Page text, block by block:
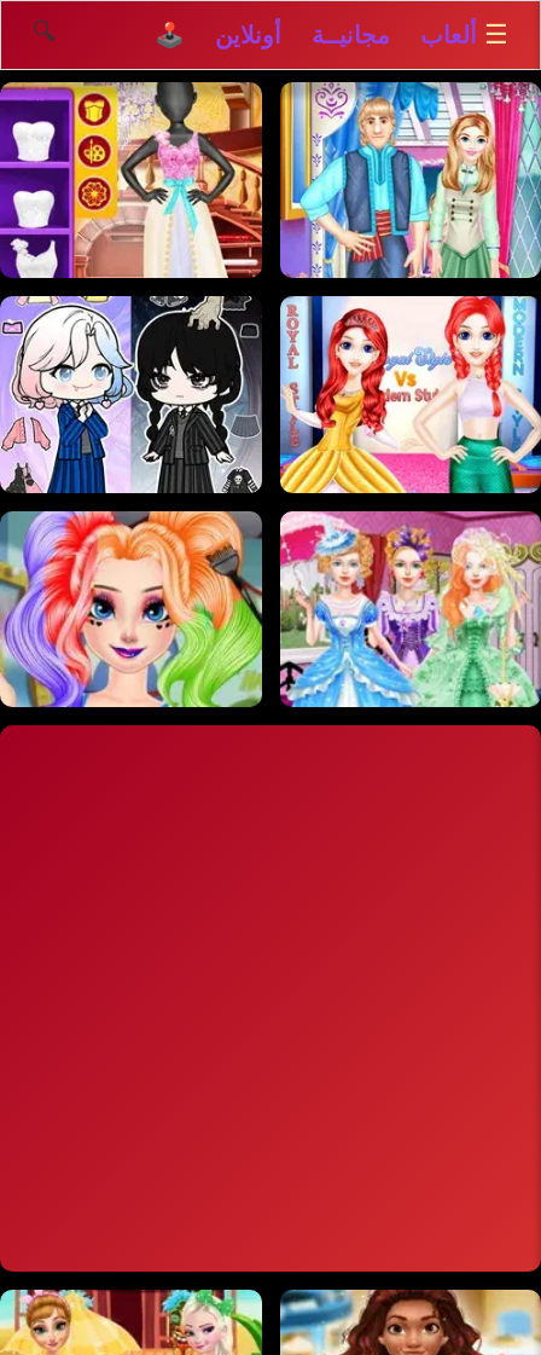
☰ ألعاب مجانيــة أونلاين 🕹️ 🔍